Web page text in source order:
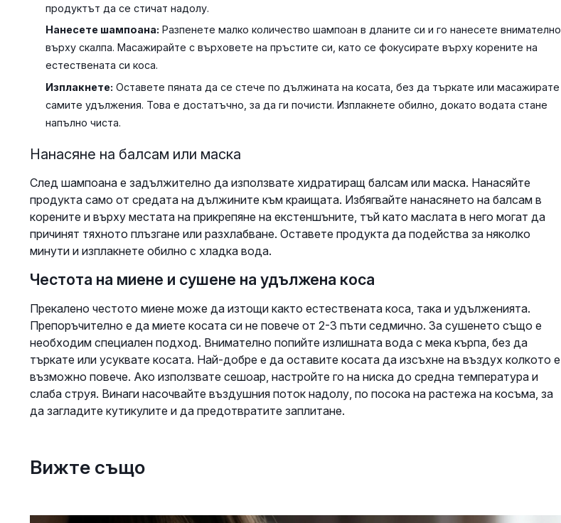
продуктът да се стичат надолу.
Нанесете шампоана: Разпенете малко количество шампоан в дланите си и го нанесете внимателно
върху скалпа. Масажирайте с върховете на пръстите си, като се фокусирате върху корените на
естествената си коса.
Изплакнете: Оставете пяната да се стече по дължината на косата, без да търкате или масажирате
самите удължения. Това е достатъчно, за да ги почисти. Изплакнете обилно, докато водата стане
напълно чиста.
Нанасяне на балсам или маска
След шампоана е задължително да използвате хидратиращ балсам или маска. Нанасяйте
продукта само от средата на дължините към краищата. Избягвайте нанасянето на балсам в
корените и върху местата на прикрепяне на екстеншъните, тъй като маслата в него могат да
причинят тяхното плъзгане или разхлабване. Оставете продукта да подейства за няколко
минути и изплакнете обилно с хладка вода.
Честота на миене и сушене на удължена коса
Прекалено честото миене може да изтощи както естествената коса, така и удълженията.
Препоръчително е да миете косата си не повече от 2-3 пъти седмично. За сушенето също е
необходим специален подход. Внимателно попийте излишната вода с мека кърпа, без да
търкате или усуквате косата. Най-добре е да оставите косата да изсъхне на въздух колкото е
възможно повече. Ако използвате сешоар, настройте го на ниска до средна температура и
слаба струя. Винаги насочвайте въздушния поток надолу, по посока на растежа на косъма, за
да загладите кутикулите и да предотвратите заплитане.
Вижте също